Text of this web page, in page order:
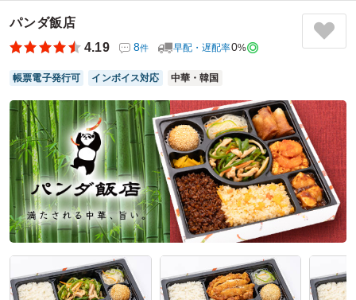
パンダ飯店
4.19
8件 早配・遅配率0%
帳票電子発行可 インボイス対応 中華・韓国